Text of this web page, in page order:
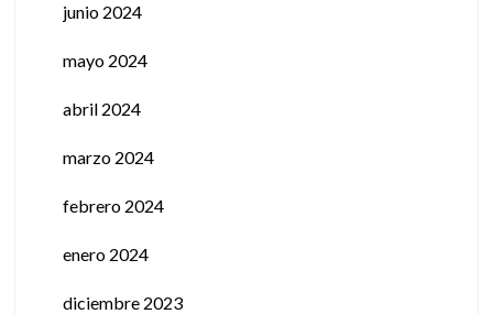
junio 2024
mayo 2024
abril 2024
marzo 2024
febrero 2024
enero 2024
diciembre 2023